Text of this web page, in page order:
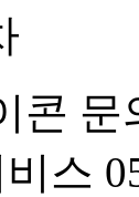
문
스